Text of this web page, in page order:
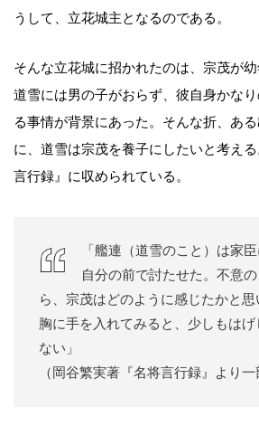
うして、立花城主となるのである。
そんな立花城に招かれたのは、宗茂が幼
道雪には男の子がおらず、彼自身かな
る事情が背景にあった。そんな折、あ
に、道雪は宗茂を養子にしたいと考え
言行録』に収められている。
「艦連（道雪のこと）は家
自分の前で討たせた。不意
ら、宗茂はどのように感じたかと
胸に手を入れてみると、少しもは
ない」
（岡谷繁実著『名将言行録』より一